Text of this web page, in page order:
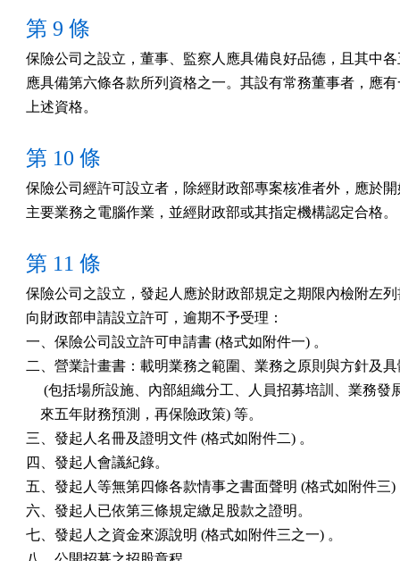
第 9 條
保險公司之設立，董事、監察人應具備良好品德，且其中
應具備第六條各款所列資格之一。其設有常務董事者，應
上述資格。
第 10 條
保險公司經許可設立者，除經財政部專案核准者外，應於
主要業務之電腦作業，並經財政部或其指定機構認定合格。
第 11 條
保險公司之設立，發起人應於財政部規定之期限內檢附左
向財政部申請設立許可，逾期不予受理：
一、保險公司設立許可申請書 (格式如附件一) 。
二、營業計畫書：載明業務之範圍、業務之原則與方針及
(包括場所設施、內部組織分工、人員招募培訓、業務發
    來五年財務預測，再保險政策) 等。
三、發起人名冊及證明文件 (格式如附件二) 。
四、發起人會議紀錄。
五、發起人等無第四條各款情事之書面聲明 (格式如附件三)
六、發起人已依第三條規定繳足股款之證明。
七、發起人之資金來源說明 (格式如附件三之一) 。